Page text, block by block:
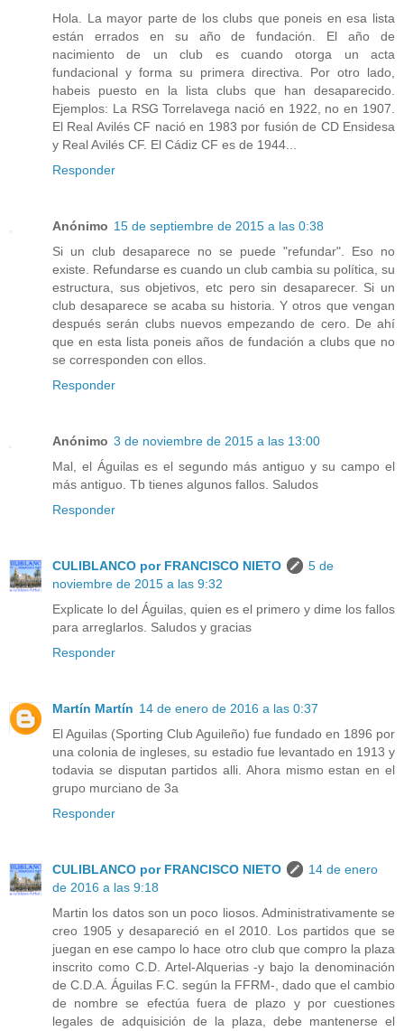
Hola. La mayor parte de los clubs que poneis en esa lista
están errados en su año de fundación. El año de
nacimiento de un club es cuando otorga un acta
fundacional y forma su primera directiva. Por otro lado,
habeis puesto en la lista clubs que han desaparecido.
Ejemplos: La RSG Torrelavega nació en 1922, no en 1907.
El Real Avilés CF nació en 1983 por fusión de CD Ensidesa
y Real Avilés CF. El Cádiz CF es de 1944...
Responder
Anónimo 15 de septiembre de 2015 a las 0:38
Si un club desaparece no se puede "refundar". Eso no
existe. Refundarse es cuando un club cambia su política, su
estructura, sus objetivos, etc pero sin desaparecer. Si un
club desaparece se acaba su historia. Y otros que vengan
después serán clubs nuevos empezando de cero. De ahí
que en esta lista poneis años de fundación a clubs que no
se corresponden con ellos.
Responder
Anónimo 3 de noviembre de 2015 a las 13:00
Mal, el Águilas es el segundo más antiguo y su campo el
más antiguo. Tb tienes algunos fallos. Saludos
Responder
CULIBLANCO por FRANCISCO NIETO
5 de
noviembre de 2015 a las 9:32
Explicate lo del Águilas, quien es el primero y dime los fallos
para arreglarlos. Saludos y gracias
Responder
Martín Martín 14 de enero de 2016 a las 0:37
El Aguilas (Sporting Club Aguileño) fue fundado en 1896 por
una colonia de ingleses, su estadio fue levantado en 1913 y
todavia se disputan partidos alli. Ahora mismo estan en el
grupo murciano de 3a
Responder
CULIBLANCO por FRANCISCO NIETO
14 de enero
de 2016 a las 9:18
Martin los datos son un poco liosos. Administrativamente se
creo 1905 y desapareció en el 2010. Los partidos que se
juegan en ese campo lo hace otro club que compro la plaza
inscrito como C.D. Artel-Alquerias -y bajo la denominación
de C.D.A. Águilas F.C. según la FFRM-, dado que el cambio
de nombre se efectúa fuera de plazo y por cuestiones
legales de adquisición de la plaza, debe mantenerse el